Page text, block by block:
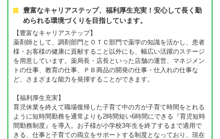
豊富なキャリアステップ、福利厚生充実！安心して長く勤
められる環境づくりを目指しています。
【豊富なキャリアステップ】
薬剤師として、調剤部門とＯＴＣ部門で薬学の知識を活かし、患者
様・お客様の健康に貢献すること以外にも、幅広い活躍のステージ
を用意しています。薬局長・店長といった店舗の運営、マネジメン
トの仕事、教育の仕事、ＰＢ商品の開発の仕事・仕入れの仕事な
ど、さまざまな能力を発揮することができます。
【福利厚生充実】
育児休業を終えて職場復帰した子育て中の方が子育て時間をとれる
ように短時間勤務を通常よりも2時間短い6時間にできる『育児短時
間勤務制度』を導入。お子様が小学校3年生を終了するまで適用で
きる、仕事と子育ての両立をサポートする制度となっており、現在